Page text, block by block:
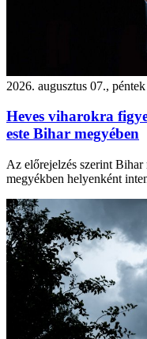
2026. augusztus 07., péntek
Heves viharokra
este Bihar megyében
Az előrejelzés szerint Bihar
megyékben helyenként